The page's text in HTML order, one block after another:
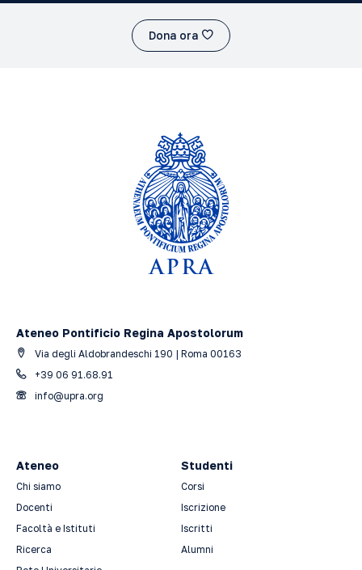
Dona ora
Ateneo Pontificio Regina Apostolorum
Via degli Aldobrandeschi 190 | Roma 00163
+39 06 91.68.91
info@upra.org
Ateneo
Chi siamo
Docenti
Facoltà e Istituti
Ricerca
Studenti
Corsi
Iscrizione
Iscritti
Alumni